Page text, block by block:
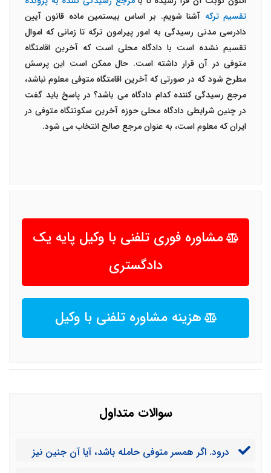
تقسیم ترکه آشنا شویم. بر اساس بیستمین ماده قانون آیین
دادرسی مدنی رسیدگی به امور پیرامون ترکه تا زمانی که اموال
تقسیم نشده است با دادگاه محلی است که آخرین اقامتگاه
متوفی در آن قرار داشته است. حال ممکن است این پرسش
مطرح شود که در صورتی که آخرین اقامتگاه متوفی معلوم نباشد،
مرجع رسیدگی کننده کدام دادگاه می باشد؟ در پاسخ باید گفت
در چنین شرایطی دادگاه محلی حوزه آخرین سکونتگاه متوفی در
ایران که معلوم است، به عنوان مرجع صالح انتخاب می شود.
مشاوره فوری تلفنی با وکیل پایه یک
دادگستری
هزینه مشاوره تلفنی با وکیل
سوالات متداول
درود. اگر همسر متوفی حامله باشد، آیا آن جنین نیز